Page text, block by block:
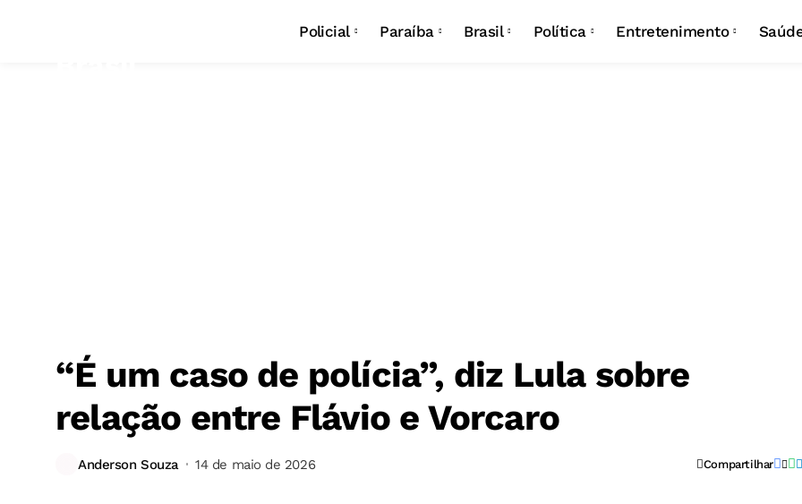
Policial Paraíba Brasil Política Entretenimento
Campina Grande Eleições Carnaval
“É um caso de polícia”, diz Lula sobre
relação entre Flávio e Vorcaro
Anderson Souza 14 de maio de 2026 Compartilhar
Frame
Canal